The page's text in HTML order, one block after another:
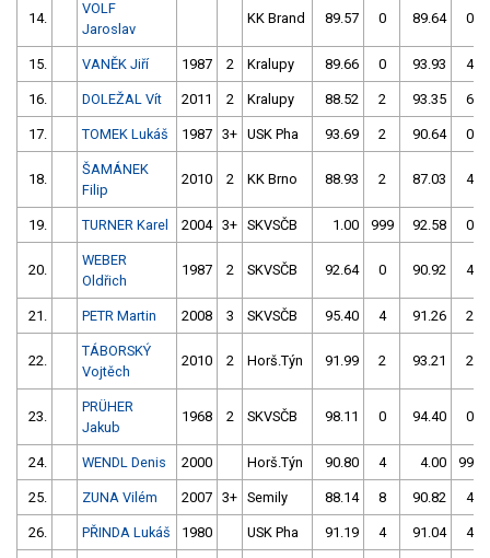
14.
VOLF
Jaroslav
KK Brand 89.57 0 89.64 0
15. VANĚK Jiří 1987 2 Kralupy 89.66 0 93.93 4
16. DOLEŽAL Vít 2011 2 Kralupy 88.52 2 93.35 6
17. TOMEK Lukáš 1987 3+ USK Pha 93.69 2 90.64 0
18.
ŠAMÁNEK
Filip
2010 2 KK Brno 88.93 2 87.03 4
19. TURNER Karel 2004 3+ SKVSČB 1.00 999 92.58 0
20.
WEBER
Oldřich
1987 2 SKVSČB 92.64 0 90.92 4
21. PETR Martin 2008 3 SKVSČB 95.40 4 91.26 2
22.
TÁBORSKÝ
Vojtěch
2010 2 Horš.Týn 91.99 2 93.21 2
23.
PRÜHER
Jakub
1968 2 SKVSČB 98.11 0 94.40 0
24. WENDL Denis 2000 Horš.Týn 90.80 4 4.00 999
25. ZUNA Vilém 2007 3+ Semily 88.14 8 90.82 4
26. PŘINDA Lukáš 1980 USK Pha 91.19 4 91.04 4